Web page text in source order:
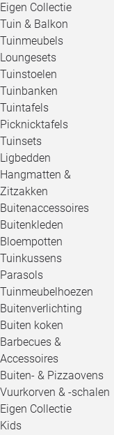
Eigen Collectie
Tuin & Balkon
Tuinmeubels
Loungesets
Tuinstoelen
Tuinbanken
Tuintafels
Picknicktafels
Tuinsets
Ligbedden
Hangmatten &
Zitzakken
Buitenaccessoires
Buitenkleden
Bloempotten
Tuinkussens
Parasols
Tuinmeubelhoezen
Buitenverlichting
Buiten koken
Barbecues &
Accessoires
Buiten- & Pizzaovens
Vuurkorven & -schalen
Eigen Collectie
Kids